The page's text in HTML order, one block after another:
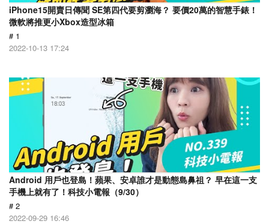
iPhone15開賣日傳聞 SE第四代要剪瀏海？ 要價20萬的智慧手錶！
微軟將推更小Xbox造型冰箱
# 1
2022-10-13 17:24
Android 用戶也登島！蘋果、安卓誰才是動態島鼻祖？ 早在這一支
手機上就有了！科技小電報（9/30）
# 2
2022-09-29 16:46